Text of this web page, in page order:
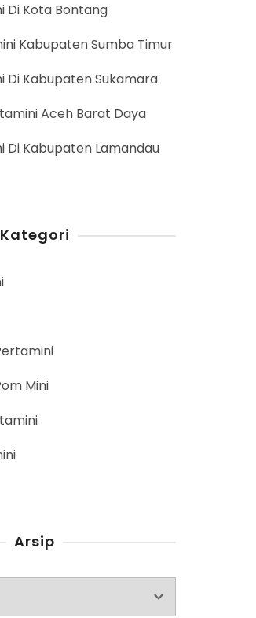
Di Kota Bontang
Kabupaten Sumba Timur
Di Kabupaten Sukamara
Aceh Barat Daya
Di Kabupaten Lamandau
Kategori
Mini
Arsip